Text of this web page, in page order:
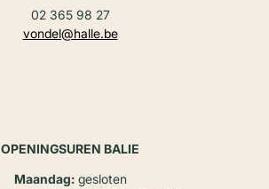
02 365 98 27
vondel@halle.be
OPENINGSUREN BALIE
Maandag:gesloten